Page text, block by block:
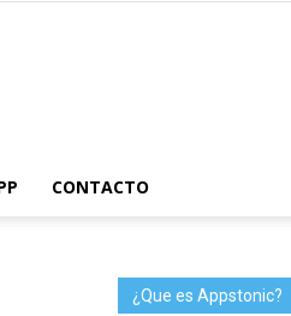
CONTACTO
¿Que es Appstonic?